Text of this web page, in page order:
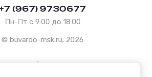
(967) 9730677
Пн-Пт с 9:00 до 18:00
© buvardo-msk.ru, 2026
конфиденциальности